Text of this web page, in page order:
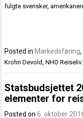
fulgte svensker,
Posted in Markedsføring,
Krohn Devold ,NHO Reiseliv
Statsbudsjettet
elementer for
Posted on6. oktober